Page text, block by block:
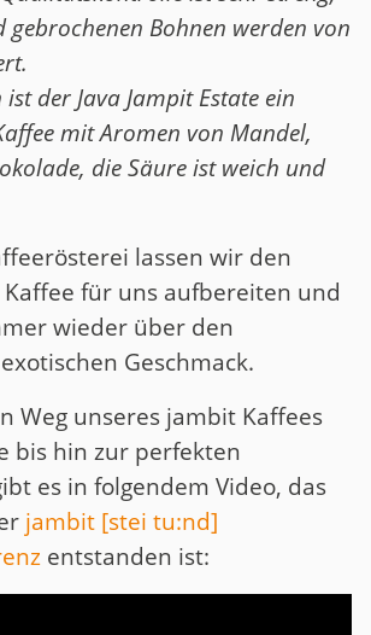
gebrochenen Bohnen werden von
der Java Jampit Estate ein
mit Aromen von Mandel,
die Säure ist weich und
lassen wir den
für uns aufbereiten und
wieder über den
Geschmack.
Weg unseres jambit Kaffees
bis hin zur perfekten
es in folgendem Video, das
jambit [stei tu:nd]
entstanden ist: